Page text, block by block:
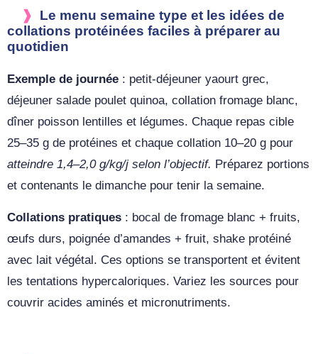
Le menu semaine type et les idées de
collations protéinées faciles à préparer au
quotidien
Exemple de journée : petit‑déjeuner yaourt grec,
déjeuner salade poulet quinoa, collation fromage blanc,
dîner poisson lentilles et légumes. Chaque repas cible
25–35 g de protéines et chaque collation 10–20 g pour
atteindre 1,4–2,0 g/kg/j selon l’objectif. Préparez portions
et contenants le dimanche pour tenir la semaine.
Collations pratiques : bocal de fromage blanc + fruits,
œufs durs, poignée d’amandes + fruit, shake protéiné
avec lait végétal. Ces options se transportent et évitent
les tentations hypercaloriques. Variez les sources pour
couvrir acides aminés et micronutriments.